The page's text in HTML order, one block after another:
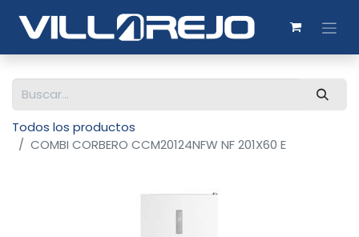
Todos los productos
COMBI CORBERO CCM20124NFW NF 201X60 E